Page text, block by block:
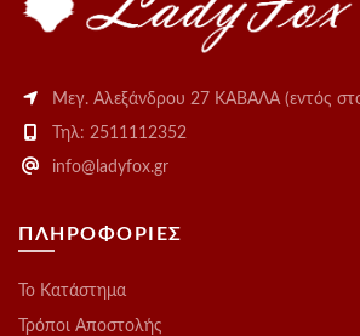
Μεγ. Αλεξάνδρου 27 ΚΑΒΑΛΑ (εντός
Τηλ: 2511112352
info@ladyfox.gr
ΠΛΗΡΟΦΟΡΙΕΣ
Το Kατάστημα
Τρόποι Αποστολής